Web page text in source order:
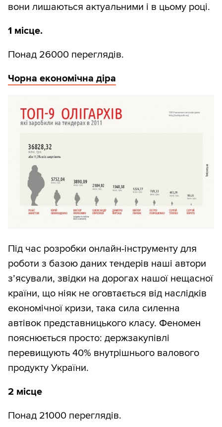
вони лишаються актуальними і в цьому році.
1 місце.
Понад 26000 переглядів.
Чорна економічна діра
Під час розробки онлайн-інструменту для
роботи з базою даних тендерів наші автори
з’ясували, звідки на дорогах нашої нещасної
країни, що ніяк не оговтається від наслідків
економічної кризи, така сила силенна
автівок представницького класу. Феномен
пояснюється просто: держзакупівлі
перевищують 40% внутрішнього валового
продукту України.
2 місце
Понад 21000 переглядів.